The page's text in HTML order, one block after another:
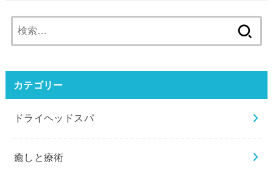
索:
カテゴリー
ドライヘッドスパ
癒しと療術